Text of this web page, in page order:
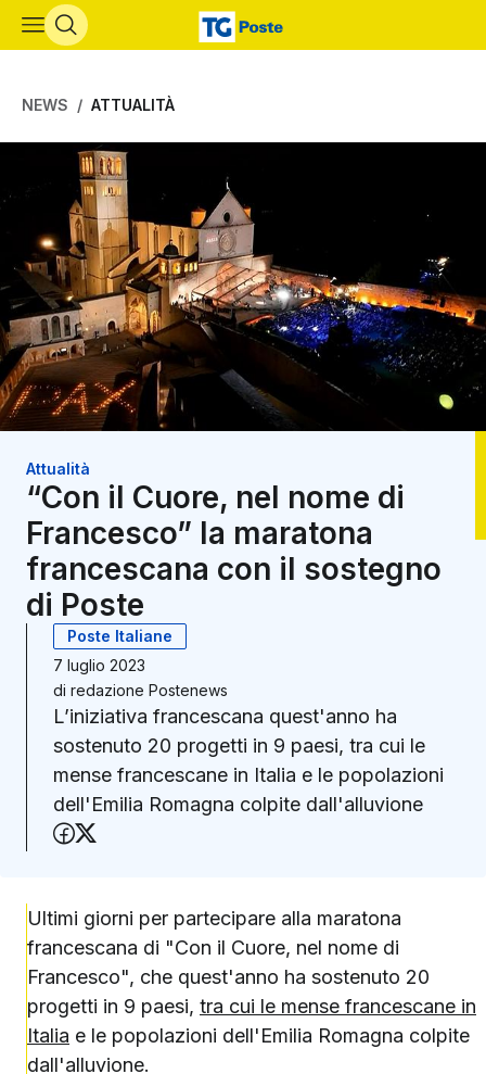
Vai al contenuto principale
NEWS ATTUALITÀ
Attualità
“Con il Cuore, nel nome di
Francesco” la maratona
francescana con il sostegno
di Poste
Poste Italiane
7 luglio 2023
di redazione Postenews
L’iniziativa francescana quest'anno ha
sostenuto 20 progetti in 9 paesi, tra cui le
mense francescane in Italia e le popolazioni
dell'Emilia Romagna colpite dall'alluvione
Condividi su Facebook
Ultimi giorni per partecipare alla maratona
francescana di "Con il Cuore, nel nome di
Francesco", che quest'anno ha sostenuto 20
progetti in 9 paesi, tra cui le mense francescane in
Italia e le popolazioni dell'Emilia Romagna colpite
dall'alluvione.